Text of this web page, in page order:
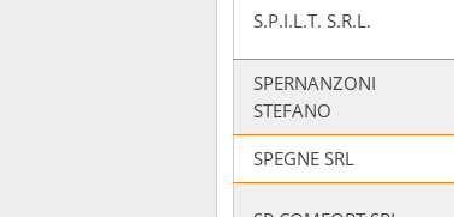
S.P.I.L.T. S.R.L.
SPERNANZONI
STEFANO
SPEGNE SRL